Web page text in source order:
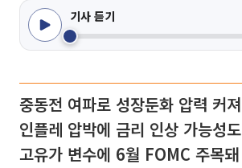
기사 듣기
중동전 여파로 성장둔화 압력 커져
인플레 압박에 금리 인상 가능성도
고유가 변수에 6월 FOMC 주목돼